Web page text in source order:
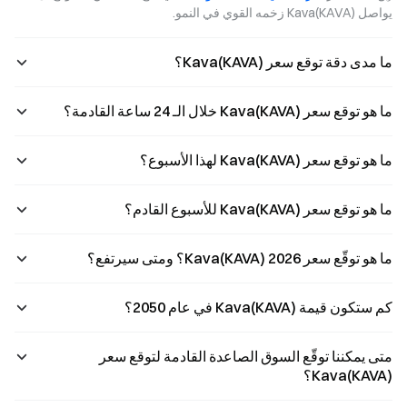
يواصل Kava(KAVA) زخمه القوي في النمو.
ما مدى دقة توقع سعر Kava(KAVA)؟
ما هو توقع سعر Kava(KAVA) خلال الـ 24 ساعة القادمة؟
ما هو توقع سعر Kava(KAVA) لهذا الأسبوع؟
ما هو توقع سعر Kava(KAVA) للأسبوع القادم؟
ما هو توقّع سعر Kava(KAVA) 2026؟ ومتى سيرتفع؟
كم ستكون قيمة Kava(KAVA) في عام 2050؟
متى يمكننا توقّع السوق الصاعدة القادمة لتوقع سعر
Kava(KAVA)؟